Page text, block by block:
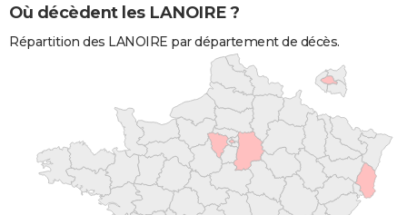
Où décèdent les LANOIRE ?
Répartition des LANOIRE par département de décès.